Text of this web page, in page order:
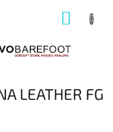
LEATHER FG